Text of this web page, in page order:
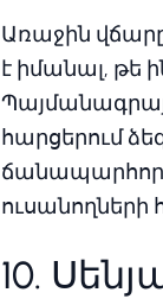
Առաջին
է իմանալ, թե
հարցերում
10.